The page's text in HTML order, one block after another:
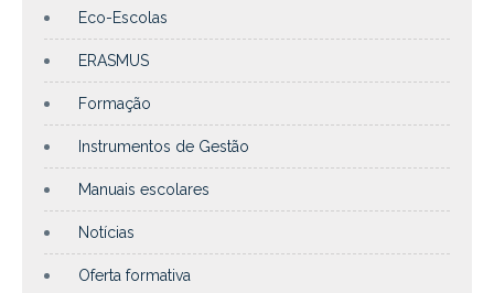
Eco-Escolas
ERASMUS
Formação
Instrumentos de Gestão
Manuais escolares
Notícias
Oferta formativa